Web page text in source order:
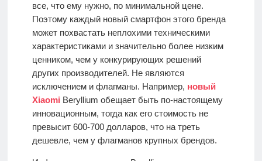
проекте
Контакты
все, что ему нужно, по минимальной цене.
Поэтому каждый новый смартфон этого бренда
может похвастать неплохими техническими
характеристиками и значительно более низким
ценником, чем у конкурирующих решений
других производителей. Не являются
исключением и флагманы. Например, новый
Xiaomi Beryllium обещает быть по-настоящему
инновационным, тогда как его стоимость не
превысит 600-700 долларов, что на треть
дешевле, чем у флагманов крупных брендов.